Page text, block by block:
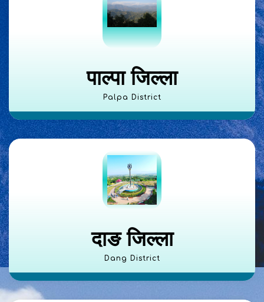
पाल्पा जिल्ला
Palpa District
दाङ जिल्ला
Dang District